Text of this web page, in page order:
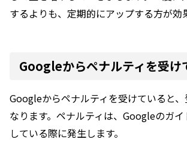
するよりも、定期的にアップする方が効
Googleからペナルティを受け
Googleからペナルティを受けていると、
なります。ペナルティは、Googleのガ
している際に発生します。